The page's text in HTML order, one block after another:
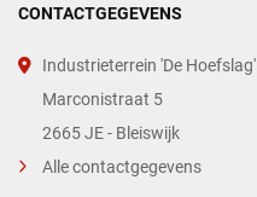
CONTACTGEGEVENS
Industrieterrein 'De Hoefslag'
Marconistraat 5
2665 JE - Bleiswijk
Alle contactgegevens